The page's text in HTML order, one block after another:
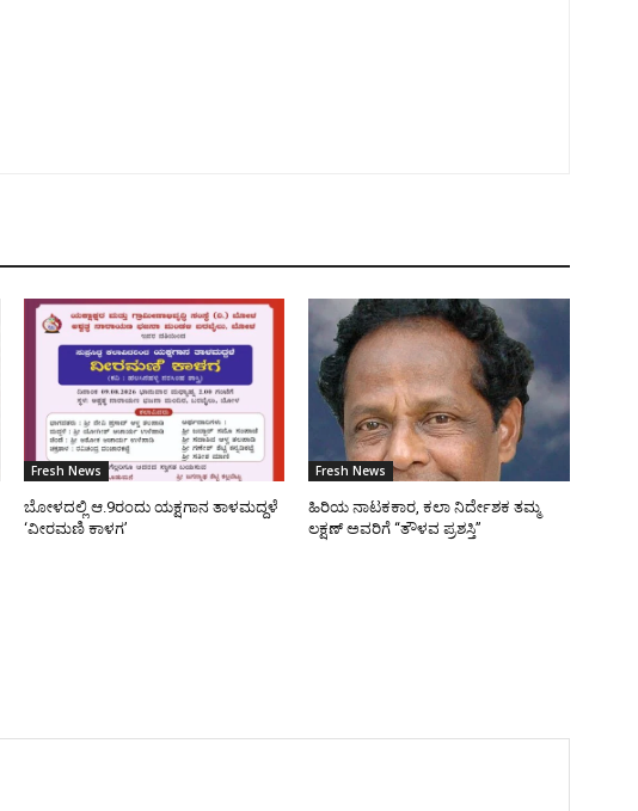
Fresh News
ಬೋಳದಲ್ಲಿ ಆ.9ರಂದು ಯಕ್ಷಗಾನ ತಾಳಮದ್ದಳೆ
‘ವೀರಮಣಿ ಕಾಳಗ’
Fresh News
ಹಿರಿಯ ನಾಟಕಕಾರ, ಕಲಾ ನಿರ್ದೇಶಕ ತಮ್ಮ
ಲಕ್ಷಣ್ ಅವರಿಗೆ “ತೌಳವ ಪ್ರಶಸ್ತಿ”